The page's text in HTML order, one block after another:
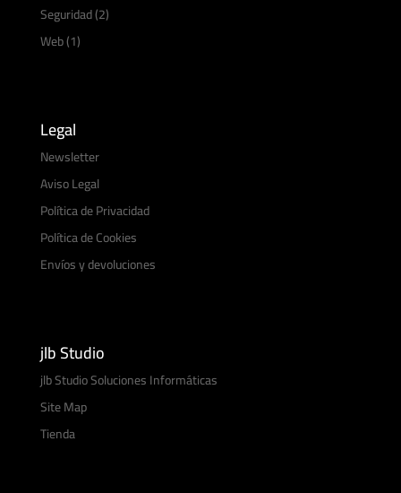
Seguridad(2)
Web(1)
Legal
Newsletter
Aviso Legal
Política de Privacidad
Política de Cookies
Envíos y devoluciones
jlb Studio
jlb Studio Soluciones Informáticas
Site Map
Tienda